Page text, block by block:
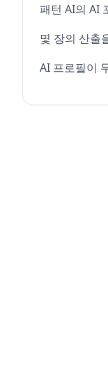
패턴 AI의 AI
몇 장의 산출
AI 프로필이